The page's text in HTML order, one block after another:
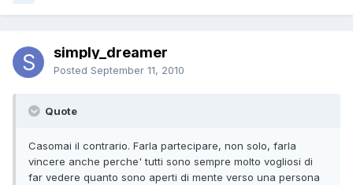
simply_dreamer
Posted September 11, 2010
Quote
Casomai il contrario. Farla partecipare, non solo, farla
vincere anche perche' tutti sono sempre molto vogliosi di
far vedere quanto sono aperti di mente verso una persona